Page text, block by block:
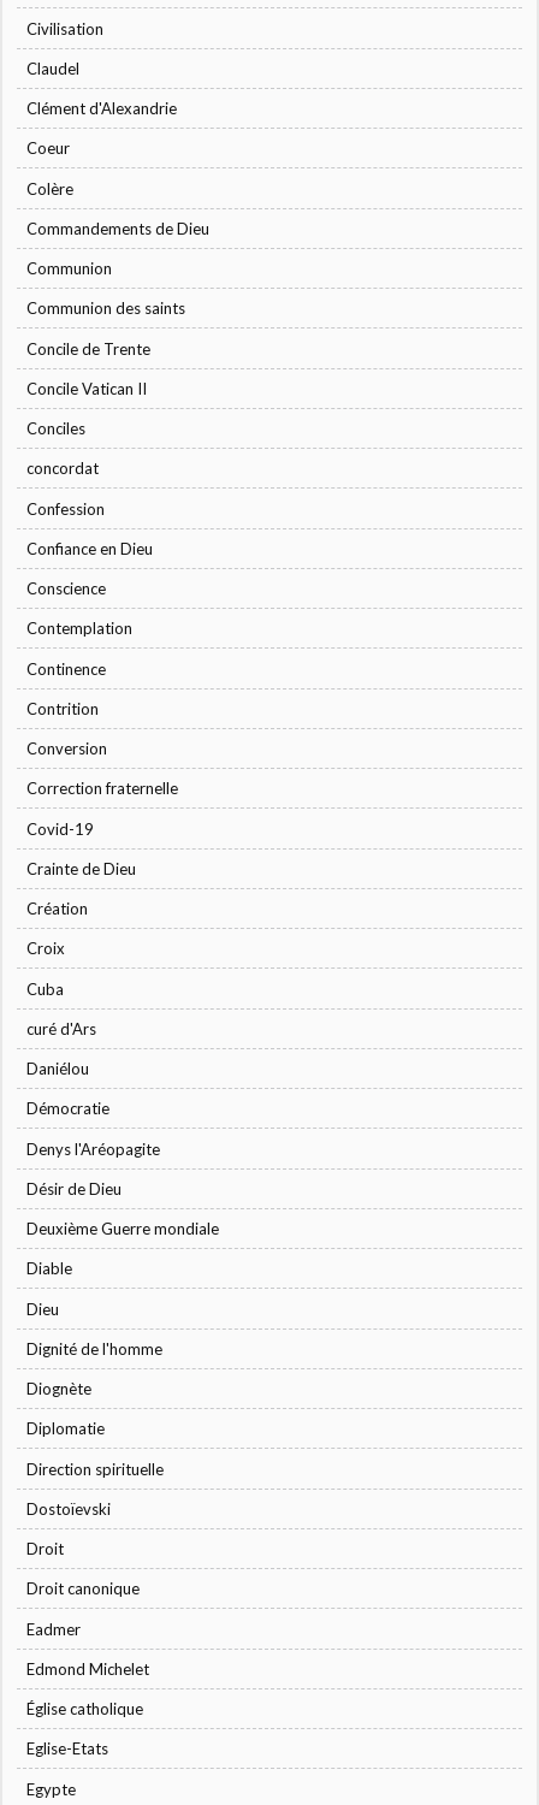
Civilisation
Claudel
Clément d'Alexandrie
Coeur
Colère
Commandements de Dieu
Communion
Communion des saints
Concile de Trente
Concile Vatican II
Conciles
concordat
Confession
Confiance en Dieu
Conscience
Contemplation
Continence
Contrition
Conversion
Correction fraternelle
Covid-19
Crainte de Dieu
Création
Croix
Cuba
curé d'Ars
Daniélou
Démocratie
Denys l'Aréopagite
Désir de Dieu
Deuxième Guerre mondiale
Diable
Dieu
Dignité de l'homme
Diognète
Diplomatie
Direction spirituelle
Dostoïevski
Droit
Droit canonique
Eadmer
Edmond Michelet
Église catholique
Eglise-Etats
Egypte